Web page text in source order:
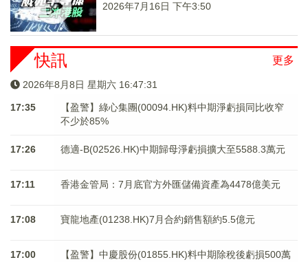
2026年7月16日 下午3:50
更多
快訊
2026年8月8日 星期六 16:47:31
17:35
【盈警】綠心集團(00094.HK)料中期淨虧損同比收窄
不少於85%
17:26 德適-B(02526.HK)中期歸母淨虧損擴大至5588.3萬元
17:11 香港金管局：7月底官方外匯儲備資產為4478億美元
17:08 寶龍地產(01238.HK)7月合約銷售額約5.5億元
17:00
【盈警】中慶股份(01855.HK)料中期除稅後虧損500萬